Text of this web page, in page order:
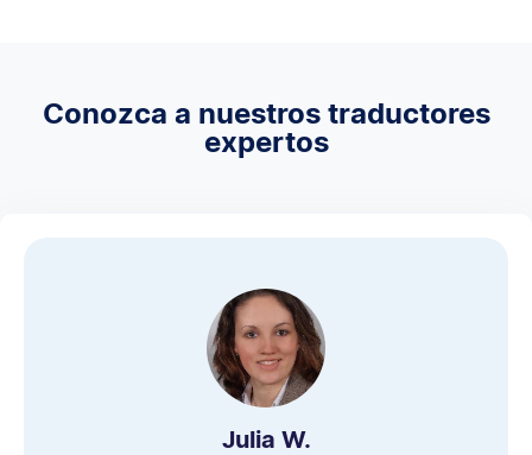
Conozca a nuestros traductores
expertos
Julia W.